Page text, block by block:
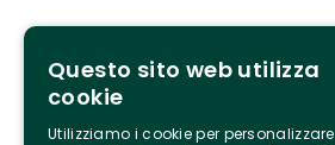
Questo sito web utilizza
cookie
Utilizziamo i cookie per personalizzare